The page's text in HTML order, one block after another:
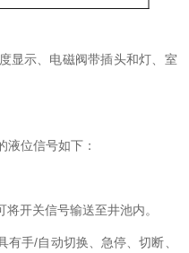
显示、电磁阀带插头和灯、室
液位信号如下：
开关信号输送至井池内。
手/自动切换、急停、切断、